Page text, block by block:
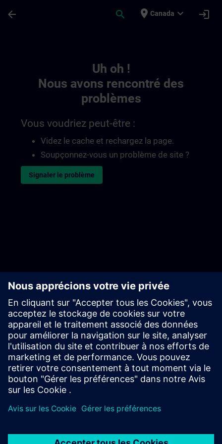
arrow_back search place Canada expand_more login
Uh oh !
Nous avons rencontré des
problèmes
Vous voudriez peut-être :
Videz le cache et rechargez la page.
Soupçonnez-vous un problème de site ?
Signaler le problème